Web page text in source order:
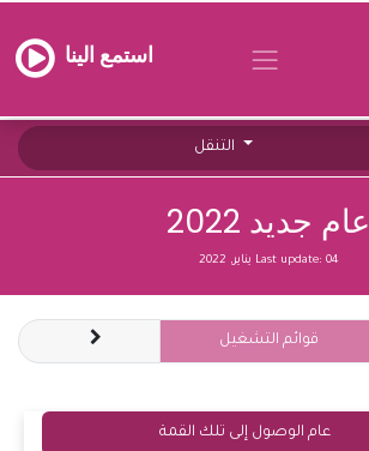
استمع الينا
عام جديد 2022
Last update: 04 يناير, 2022
قوائم التشغيل
عام الوصول إلى تلك القمة